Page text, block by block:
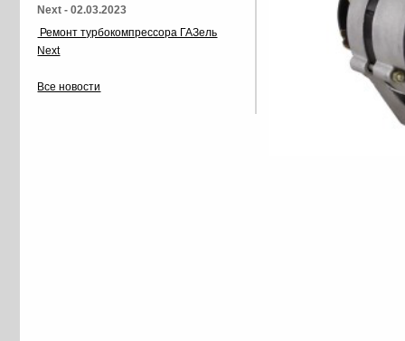
Next - 02.03.2023
Ремонт турбокомпрессора ГАЗель
Next
Все новости